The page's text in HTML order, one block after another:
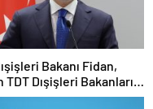
Bakanı Fidan,
TDT Dışişleri Bakanları
Toplantısı’na